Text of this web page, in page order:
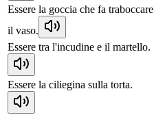
Essere la goccia che fa traboccare
il vaso.
Essere tra l'incudine e il martello.
Essere la ciliegina sulla torta.